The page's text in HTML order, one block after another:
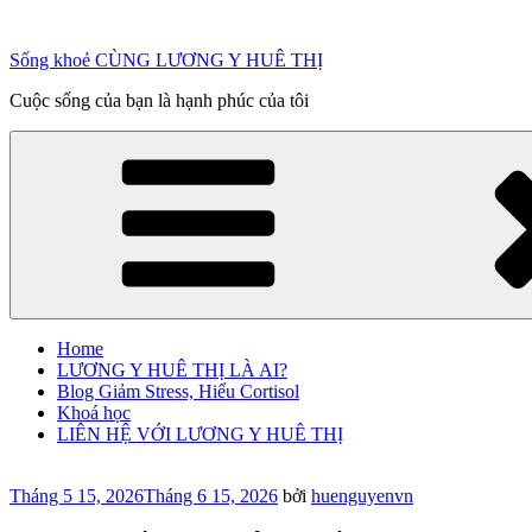
phần
dung
Sống khoẻ CÙNG LƯƠNG Y HUÊ THỊ
Cuộc sống của bạn là hạnh phúc của tôi
Home
LƯƠNG Y HUÊ THỊ LÀ AI?
Blog Giảm Stress, Hiểu Cortisol
Khoá học
LIÊN HỆ VỚI LƯƠNG Y HUÊ THỊ
Đăng
Tháng 5 15, 2026Tháng 6 15, 2026 bởi huenguyenvn